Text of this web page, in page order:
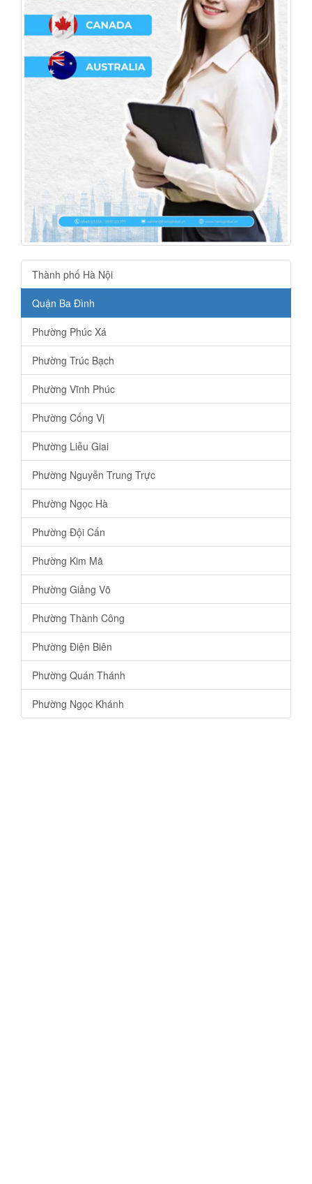
Thành phố Hà Nội
Quận Ba Đình
Phường Phúc Xá
Phường Trúc Bạch
Phường Vĩnh Phúc
Phường Cống Vị
Phường Liễu Giai
Phường Nguyễn Trung Trực
Phường Ngọc Hà
Phường Đội Cấn
Phường Kim Mã
Phường Giảng Võ
Phường Thành Công
Phường Điện Biên
Phường Quán Thánh
Phường Ngọc Khánh